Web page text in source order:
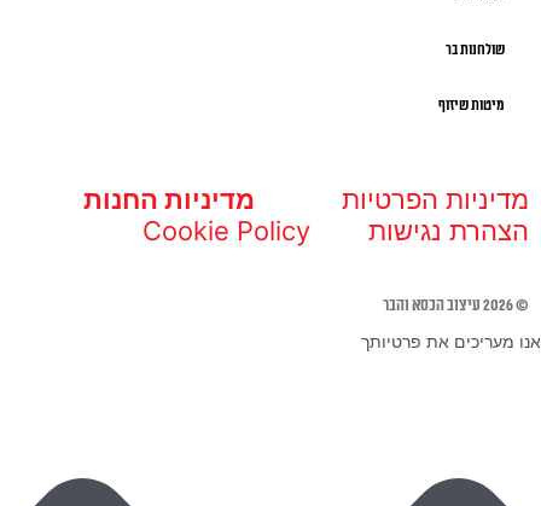
שולחנות בר
מיטות שיזוף
מדיניות הפרטיות
מדיניות החנות
הצהרת נגישות
Cookie Policy
© 2026 עיצוב הכסא והבר
אנו מעריכים את פרטיותך